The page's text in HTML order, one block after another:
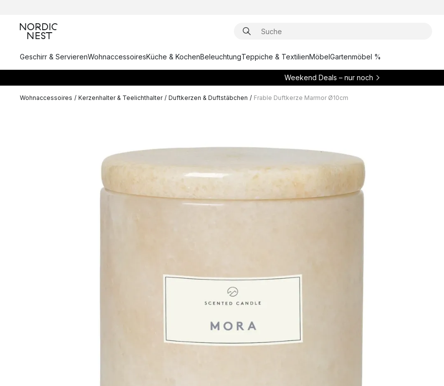
Geschirr & ServierenWohnaccessoiresKüche & KochenBeleuchtungTeppiche & TextilienMöbelGartenmöbel %
Weekend Deals – nur noch
Wohnaccessoires / Kerzenhalter & Teelichthalter / Duftkerzen & Duftstäbchen / Frable Duftkerze Marmor Ø10cm